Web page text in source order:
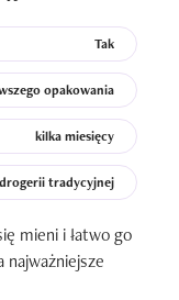
po prostu
ścinam świeżo
- wtedy jest
nałożony to
Chociaż fakt
dając ostro
będzie kreski
Tak
opakowania
kilka miesięcy
tradycyjnej
mieni i łatwo go